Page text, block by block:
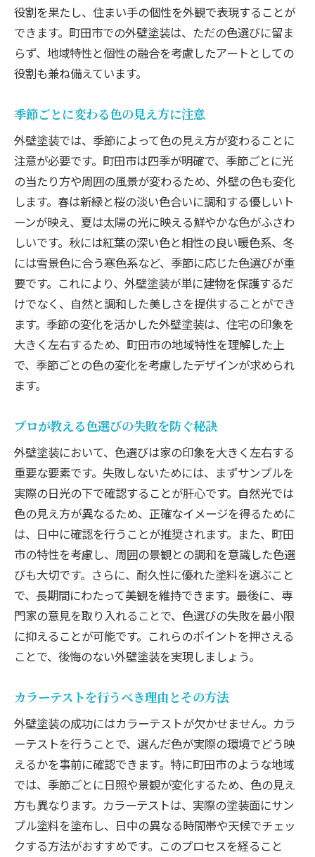
役割を果たし、住まい手の個性を外観で表現することが
できます。町田市での外壁塗装は、ただの色選びに留ま
らず、地域特性と個性の融合を考慮したアートとしての
役割も兼ね備えています。
季節ごとに変わる色の見え方に注意
外壁塗装では、季節によって色の見え方が変わることに
注意が必要です。町田市は四季が明確で、季節ごとに光
の当たり方や周囲の風景が変わるため、外壁の色も変化
します。春は新緑と桜の淡い色合いに調和する優しいト
ーンが映え、夏は太陽の光に映える鮮やかな色がふさわ
しいです。秋には紅葉の深い色と相性の良い暖色系、冬
には雪景色に合う寒色系など、季節に応じた色選びが重
要です。これにより、外壁塗装が単に建物を保護するだ
けでなく、自然と調和した美しさを提供することができ
ます。季節の変化を活かした外壁塗装は、住宅の印象を
大きく左右するため、町田市の地域特性を理解した上
で、季節ごとの色の変化を考慮したデザインが求められ
ます。
プロが教える色選びの失敗を防ぐ秘訣
外壁塗装において、色選びは家の印象を大きく左右する
重要な要素です。失敗しないためには、まずサンプルを
実際の日光の下で確認することが肝心です。自然光では
色の見え方が異なるため、正確なイメージを得るために
は、日中に確認を行うことが推奨されます。また、町田
市の特性を考慮し、周囲の景観との調和を意識した色選
びも大切です。さらに、耐久性に優れた塗料を選ぶこと
で、長期間にわたって美観を維持できます。最後に、専
門家の意見を取り入れることで、色選びの失敗を最小限
に抑えることが可能です。これらのポイントを押さえる
ことで、後悔のない外壁塗装を実現しましょう。
カラーテストを行うべき理由とその方法
外壁塗装の成功にはカラーテストが欠かせません。カラ
ーテストを行うことで、選んだ色が実際の環境でどう映
えるかを事前に確認できます。特に町田市のような地域
では、季節ごとに日照や景観が変化するため、色の見え
方も異なります。カラーテストは、実際の塗装面にサン
プル塗料を塗布し、日中の異なる時間帯や天候でチェッ
クする方法がおすすめです。このプロセスを経ること